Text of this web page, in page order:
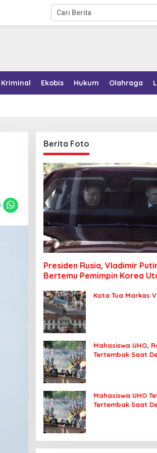
Kriminal Ekobis Hukum Olahraga
Berita Foto
Presiden Rusia, Vladimir
Bertemu Pemimpin Korea
Kota Tua Markas
Mahasiswa UHO,
Tertembak Saat
Mahasiswa UHO
Tertembak Saat